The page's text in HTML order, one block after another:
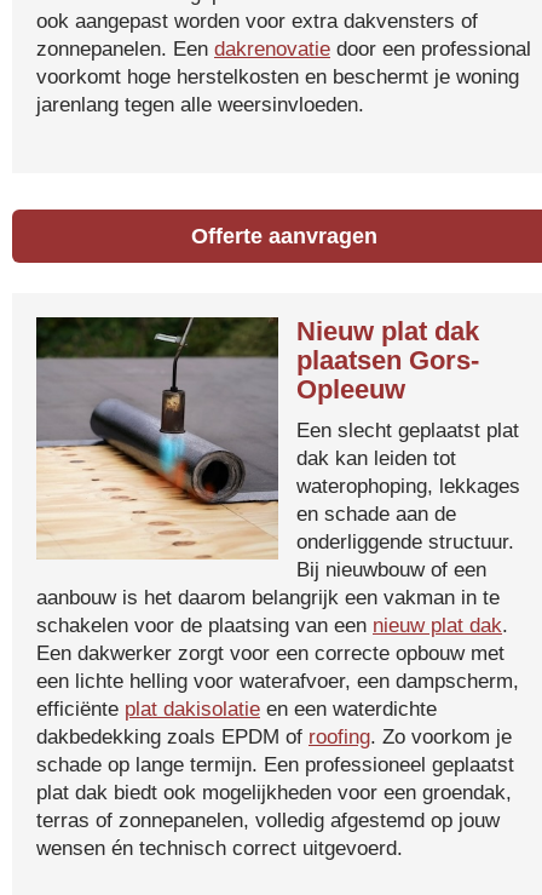
ook aangepast worden voor extra dakvensters of
zonnepanelen. Een dakrenovatie door een professional
voorkomt hoge herstelkosten en beschermt je woning
jarenlang tegen alle weersinvloeden.
Offerte aanvragen
Nieuw plat dak
plaatsen Gors-
Opleeuw
Een slecht geplaatst plat
dak kan leiden tot
waterophoping, lekkages
en schade aan de
onderliggende structuur.
Bij nieuwbouw of een
aanbouw is het daarom belangrijk een vakman in te
schakelen voor de plaatsing van een nieuw plat dak.
Een dakwerker zorgt voor een correcte opbouw met
een lichte helling voor waterafvoer, een dampscherm,
efficiënte plat dakisolatie en een waterdichte
dakbedekking zoals EPDM of roofing. Zo voorkom je
schade op lange termijn. Een professioneel geplaatst
plat dak biedt ook mogelijkheden voor een groendak,
terras of zonnepanelen, volledig afgestemd op jouw
wensen én technisch correct uitgevoerd.